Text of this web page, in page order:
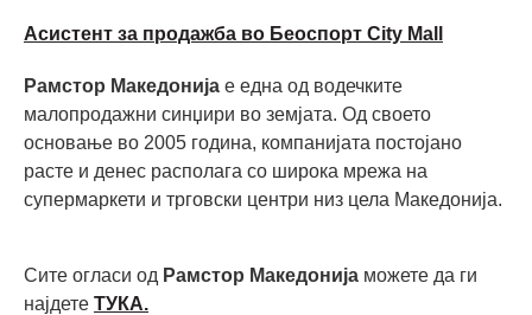
Асистент за продажба во Беоспорт City Mall
Рамстор Македонија е една од водечките
малопродажни синџири во земјата. Од своето
основање во 2005 година, компанијата постојано
расте и денес располага со широка мрежа на
супермаркети и трговски центри низ цела Македонија.
Сите огласи од Рамстор Македонија можете да ги
најдете ТУКА.